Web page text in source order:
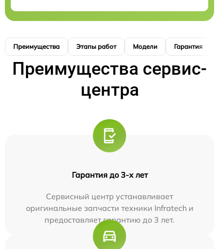
Преимущества Этапы работ Модели Гарантия
Преимущества сервис-
центра
Гарантия до 3-х лет
Сервисный центр устанавливает
оригинальные запчасти техники Infratech и
предоставляет гарантию до 3 лет.